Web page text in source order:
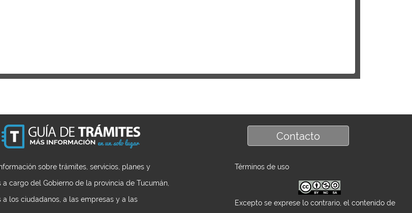
sobre trámites, servicios, planes y
a cargo del Gobierno de la provincia de Tucumán,
a los ciudadanos, a las empresas y a las
Contacto
Términos de uso
Excepto se exprese lo contrario, el contenido de